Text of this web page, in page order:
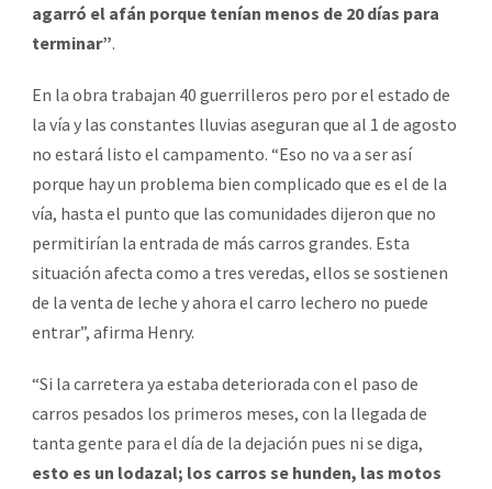
agarró el afán porque tenían menos de 20 días para
terminar”.
En la obra trabajan 40 guerrilleros pero por el estado de
la vía y las constantes lluvias aseguran que al 1 de agosto
no estará listo el campamento. “Eso no va a ser así
porque hay un problema bien complicado que es el de la
vía, hasta el punto que las comunidades dijeron que no
permitirían la entrada de más carros grandes. Esta
situación afecta como a tres veredas, ellos se sostienen
de la venta de leche y ahora el carro lechero no puede
entrar”, afirma Henry.
“Si la carretera ya estaba deteriorada con el paso de
carros pesados los primeros meses, con la llegada de
tanta gente para el día de la dejación pues ni se diga,
esto es un lodazal; los carros se hunden, las motos